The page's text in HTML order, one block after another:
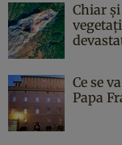
Chiar
Ce se
Papa